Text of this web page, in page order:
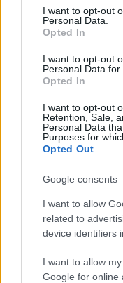
consent section.
I want to opt-out
Personal Data.
Opted In
I want to opt-out
Personal Data for
Opted In
I want to opt-out
Retention, Sale,
Personal Data
Purposes for
Opted Out
Google consents
I want to allow
related to
device identifiers
I want to allow
Google for online
csak azért is, mert
több, mint tíz éve
tudják ők is, hogy
csinálni az OTP
ideje nem követte
hogy a dobok
helyette egy női
csapat. Akkora
csere, a koncert
sikeredett, aztán
a közepén valami